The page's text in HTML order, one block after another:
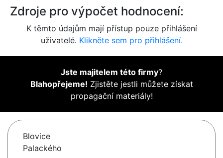
Zdroje pro výpočet hodnocení:
K těmto údajům mají přístup pouze přihlášení
uživatelé. Klikněte sem pro přihlášení.
Jste majitelem této firmy?
Blahopřejeme! Zjistěte jestli můžete získat
propagační materiály!
Blovice
Palackého